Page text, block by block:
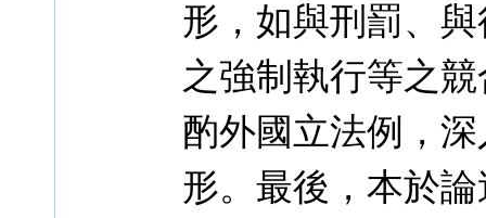
形，如與刑罰、
之強制執行等之
酌外國立法例，
形。最後，本於